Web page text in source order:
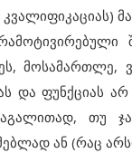
მოსამართლე,
და ფუნქციას არ
თუ
ან (რაც